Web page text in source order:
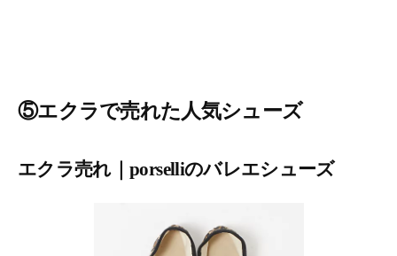
⑤エクラで売れた人気シューズ
エクラ売れ｜porselliのバレエシューズ